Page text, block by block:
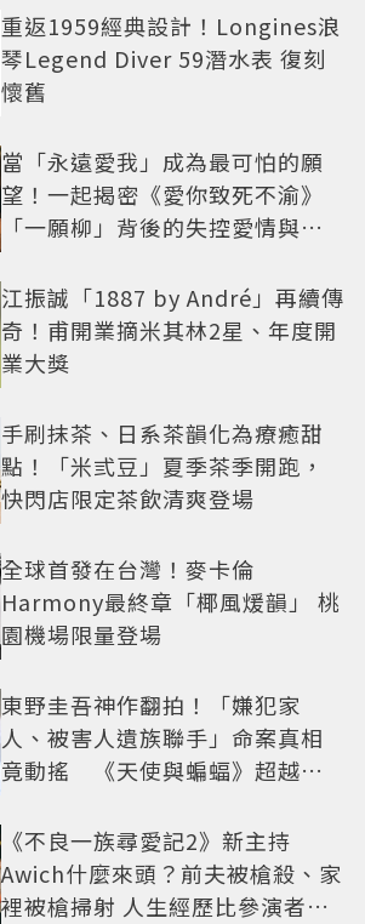
重返1959經典設計！Longines浪
琴Legend Diver 59潛水表 復刻
懷舊
當「永遠愛我」成為最可怕的願
望！一起揭密《愛你致死不渝》
「一願柳」背後的失控愛情與爆
江振誠「1887 by André」再續傳
奇！甫開業摘米其林2星、年度開
業大獎
手刷抹茶、日系茶韻化為療癒甜
點！「米弎豆」夏季茶季開跑，
快閃店限定茶飲清爽登場
全球首發在台灣！麥卡倫
Harmony最終章「椰風煖韻」 桃
園機場限量登場
東野圭吾神作翻拍！「嫌犯家
人、被害人遺族聯手」命案真相
竟動搖 《天使與蝙蝠》超越懸
《不良一族尋愛記2》新主持
Awich什麼來頭？前夫被槍殺、家
裡被槍掃射 人生經歷比參演者還